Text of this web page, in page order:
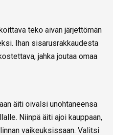
teko aivan järjettömän
Ihan sisarusrakkaudesta
jahka joutaa omaa
äiti oivalsi unohtaneensa
Niinpä äiti ajoi kauppaan,
vaikeuksissaan. Valitsi